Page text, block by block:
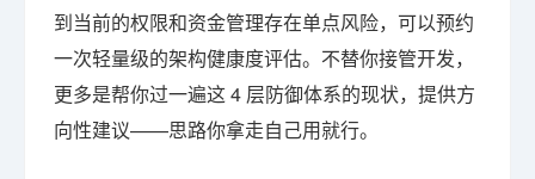
到当前的权限和资金管理存在单点风险，可以预约
一次轻量级的架构健康度评估。不替你接管开发，
更多是帮你过一遍这 4 层防御体系的现状，提供方
向性建议——思路你拿走自己用就行。